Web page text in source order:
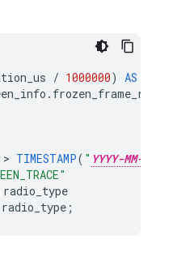
/ 1000000) AS
. frozen_frame_ratio
> TIMESTAMP( " YYYY-MM-DD
radio_type
radio_type ;